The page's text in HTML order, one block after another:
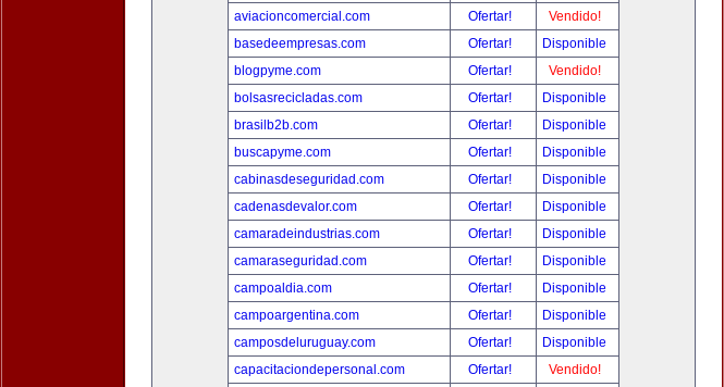
aviacioncomercial.com
Ofertar!
Vendido!
basedeempresas.com
Ofertar!
Disponible
blogpyme.com
Ofertar!
Vendido!
bolsasrecicladas.com
Ofertar!
Disponible
brasilb2b.com
Ofertar!
Disponible
buscapyme.com
Ofertar!
Disponible
cabinasdeseguridad.com
Ofertar!
Disponible
cadenasdevalor.com
Ofertar!
Disponible
camaradeindustrias.com
Ofertar!
Disponible
camaraseguridad.com
Ofertar!
Disponible
campoaldia.com
Ofertar!
Disponible
campoargentina.com
Ofertar!
Disponible
camposdeluruguay.com
Ofertar!
Disponible
capacitaciondepersonal.com
Ofertar!
Vendido!